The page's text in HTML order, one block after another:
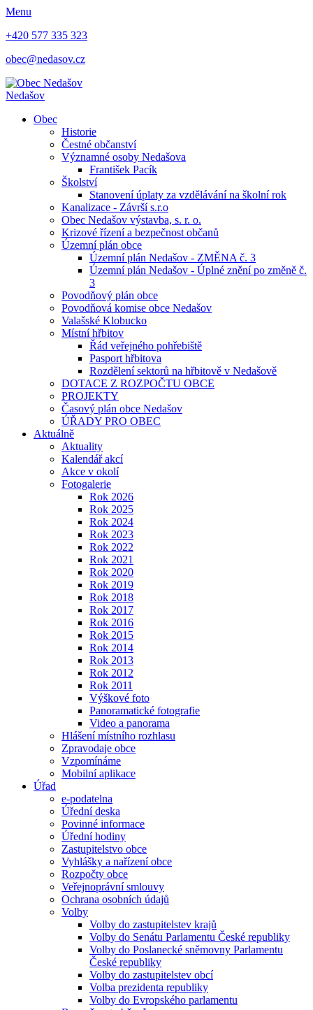
Menu
+420 577 335 323
obec@nedasov.cz
Nedašov
Obec
Historie
Čestné občanství
Významné osoby Nedašova
František Pacík
Školství
Stanovení úplaty za vzdělávání na školní rok
Kanalizace - Závrší s.r.o
Obec Nedašov výstavba, s. r. o.
Krizové řízení a bezpečnost občanů
Územní plán obce
Územní plán Nedašov - ZMĚNA č. 3
Územní plán Nedašov - Úplné znění po změně č.
3
Povodňový plán obce
Povodňová komise obce Nedašov
Valašské Klobucko
Místní hřbitov
Řád veřejného pohřebiště
Pasport hřbitova
Rozdělení sektorů na hřbitově v Nedašově
DOTACE Z ROZPOČTU OBCE
PROJEKTY
Časový plán obce Nedašov
ÚŘADY PRO OBEC
Aktuálně
Aktuality
Kalendář akcí
Akce v okolí
Fotogalerie
Rok 2026
Rok 2025
Rok 2024
Rok 2023
Rok 2022
Rok 2021
Rok 2020
Rok 2019
Rok 2018
Rok 2017
Rok 2016
Rok 2015
Rok 2014
Rok 2013
Rok 2012
Rok 2011
Výškové foto
Panoramatické fotografie
Video a panorama
Hlášení místního rozhlasu
Zpravodaje obce
Vzpomínáme
Mobilní aplikace
Úřad
e-podatelna
Úřední deska
Povinné informace
Úřední hodiny
Zastupitelstvo obce
Vyhlášky a nařízení obce
Rozpočty obce
Veřejnoprávní smlouvy
Ochrana osobních údajů
Volby
Volby do zastupitelstev krajů
Volby do Senátu Parlamentu České republiky
Volby do Poslanecké sněmovny Parlamentu
České republiky
Volby do zastupitelstev obcí
Volba prezidenta republiky
Volby do Evropského parlamentu